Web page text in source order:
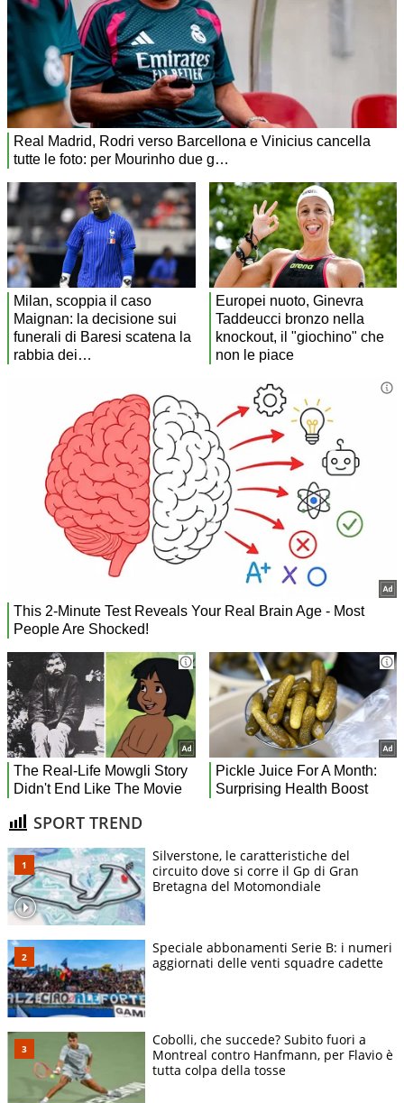
SPORT TREND
Silverstone, le caratteristiche del
circuito dove si corre il Gp di Gran
Bretagna del Motomondiale
Speciale abbonamenti Serie B: i numeri
aggiornati delle venti squadre cadette
Cobolli, che succede? Subito fuori a
Montreal contro Hanfmann, per Flavio è
tutta colpa della tosse